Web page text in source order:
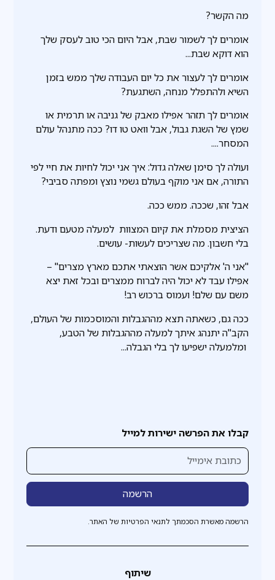
קבלו את הפרשה ישירות למייל
הרשמה מאשרת הסכמתך לתנאי הפרטיות של האתר.
שיתוף
מה הקשר?
אומרים לך לשמור שבת, אבל היום הכי טוב לעסק שלך
הוא דוקא שבת...
אומרים לך לעצור את כל יום העבודה שלך ממש בזמן
השיא ולהתפלל מנחה, השתגעת?
אומרים לך תזהר אפילו מאבק של גניבה או תרמית או
שמץ של השגת גבול, אבל וואט טו דו? ככה מתנהל עולם
המסחר....
ועולה לך סימן שאלה גדול: איך אני יכול לחיות את חיי לפי
התורה, אם אני מוקף בעולם גשמי נוצץ ומפתה סביבי?
אבל זהו, שככה. ממש ככה.
הציצית מסמלת את קיום המצוות למעלה מטעם ודעת.
בלי חשבון. מה שצריכים לעשות- עושים.
"אני ה' אלקיכם אשר הוצאתי אתכם מארץ מצרים" –
אפילו עבד לא יכול היה לברוח ממצרים ובכל זאת יצא
משם עם שלם! ועמוס ברכוש רב!
ככה גם, כשאתה תצא מההגבלות והמוסכמות של העולם,
הקב"ה יתנהג איתך למעלה מההגבלות של הטבע,
ומלמעלה ישפיעו לך בלי הגבלה...